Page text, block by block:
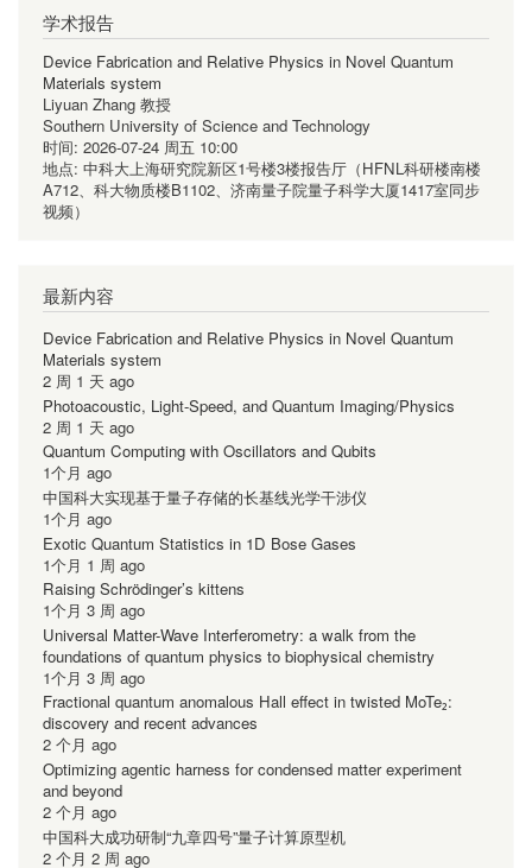
学术报告
Device Fabrication and Relative Physics in Novel Quantum
Materials system
Liyuan Zhang 教授
Southern University of Science and Technology
时间: 2026-07-24 周五 10:00
地点: 中科大上海研究院新区1号楼3楼报告厅（HFNL科研楼南楼
A712、科大物质楼B1102、济南量子院量子科学大厦1417室同步
视频）
最新内容
Device Fabrication and Relative Physics in Novel Quantum
Materials system
2 周 1 天 ago
Photoacoustic, Light-Speed, and Quantum Imaging/Physics
2 周 1 天 ago
Quantum Computing with Oscillators and Qubits
1个月 ago
中国科大实现基于量子存储的长基线光学干涉仪
1个月 ago
Exotic Quantum Statistics in 1D Bose Gases
1个月 1 周 ago
Raising Schrödinger’s kittens
1个月 3 周 ago
Universal Matter-Wave Interferometry: a walk from the
foundations of quantum physics to biophysical chemistry
1个月 3 周 ago
Fractional quantum anomalous Hall effect in twisted MoTe₂:
discovery and recent advances
2 个月 ago
Optimizing agentic harness for condensed matter experiment
and beyond
2 个月 ago
中国科大成功研制“九章四号”量子计算原型机
2 个月 2 周 ago